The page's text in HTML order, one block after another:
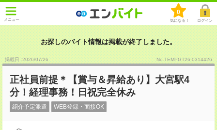
メニュー
0
気になる！ ログイン
お探しのバイト情報は掲載が終了しました。
掲載日 :2026/07/26 No.TEMPGT26-0314426
正社員前提＊【賞与＆昇給あり】大宮駅4
分！経理事務！日祝完全休み
紹介予定派遣 WEB登録・面接OK